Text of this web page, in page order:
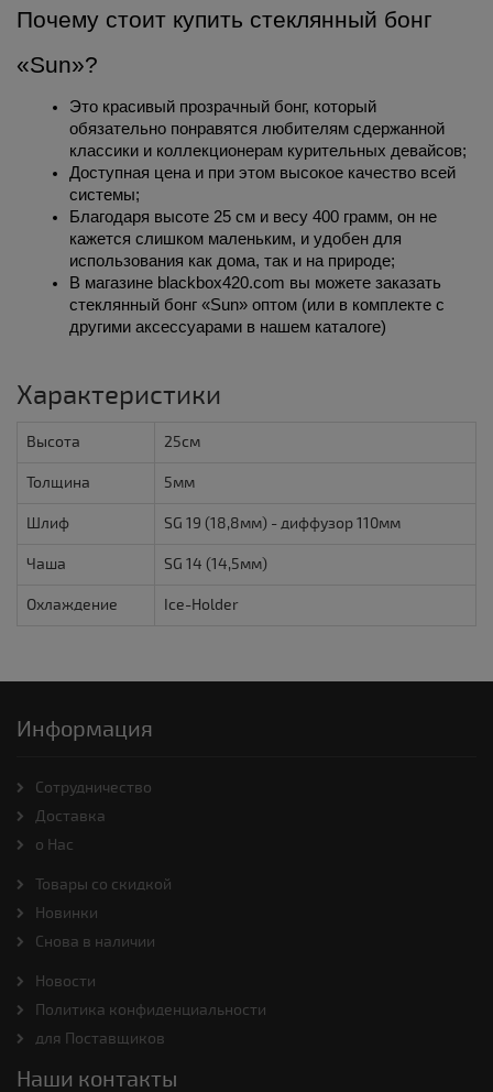
Почему стоит купить стеклянный бонг
«Sun»?
Это красивый прозрачный бонг, который
обязательно понравятся любителям сдержанной
классики и коллекционерам курительных девайсов;
Доступная цена и при этом высокое качество всей
системы;
Благодаря высоте 25 см и весу 400 грамм, он не
кажется слишком маленьким, и удобен для
использования как дома, так и на природе;
В магазине blackbox420.com вы можете заказать
стеклянный бонг «Sun» оптом (или в комплекте с
другими аксессуарами в нашем каталоге)
Характеристики
Высота 25см
Толщина 5мм
Шлиф SG 19 (18,8мм) - диффузор 110мм
Чаша SG 14 (14,5мм)
Охлаждение Ice-Holder
Информация
Cотрудничество
Доставка
о Нас
Товары со скидкой
Новинки
Снова в наличии
Новости
Политика конфиденциальности
для Поставщиков
Наши контакты